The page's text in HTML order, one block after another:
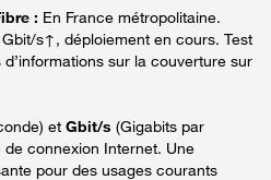
: En France métropolitaine.
s↑, déploiement en cours. Test
sur la couverture sur
et Gbit/s (Gigabits par
connexion Internet. Une
pour des usages courants